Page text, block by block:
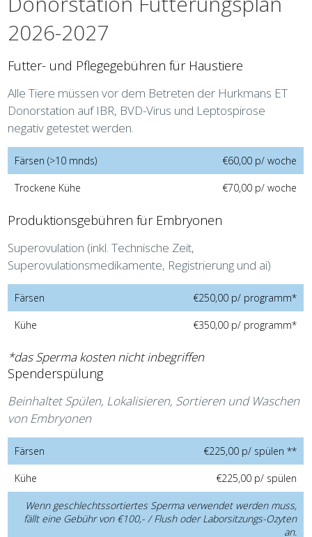
2026-2027
Futter- und Pflegegebühren für Haustiere
Alle Tiere müssen vor dem Betreten der Hurkmans ET
Donorstation auf IBR, BVD-Virus und Leptospirose
negativ getestet werden.
Färsen (>10 mnds) €60,00 p/ woche
Trockene Kühe €70,00 p/ woche
Produktionsgebühren für Embryonen
Superovulation (inkl. Technische Zeit,
Superovulationsmedikamente, Registrierung und ai)
Färsen €250,00 p/ programm*
Kühe €350,00 p/ programm*
*das Sperma kosten nicht inbegriffen
Spenderspülung
Beinhaltet Spülen, Lokalisieren, Sortieren und Waschen
von Embryonen
Färsen €225,00 p/ spülen **
Kühe €225,00 p/ spülen
Wenn geschlechtssortiertes Sperma verwendet werden muss,
fällt eine Gebühr von €100,- / Flush oder Laborsitzungs-Ozyten
an.